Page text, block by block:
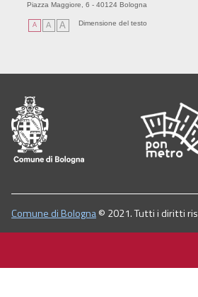
Piazza Maggiore, 6 - 40124 Bologna
A A A Dimensione del testo
Comune di Bologna© 2021. Tutti i diritti